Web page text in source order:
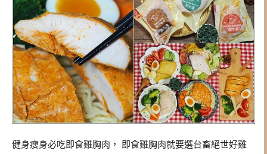
健身瘦身必吃即食雞胸肉， 即食雞胸肉就要選台畜絕世好雞